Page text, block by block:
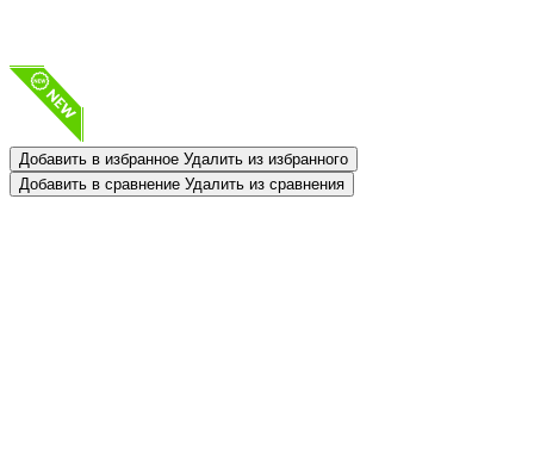
Добавить в избранное Удалить из избранного
Добавить в сравнение Удалить из сравнения